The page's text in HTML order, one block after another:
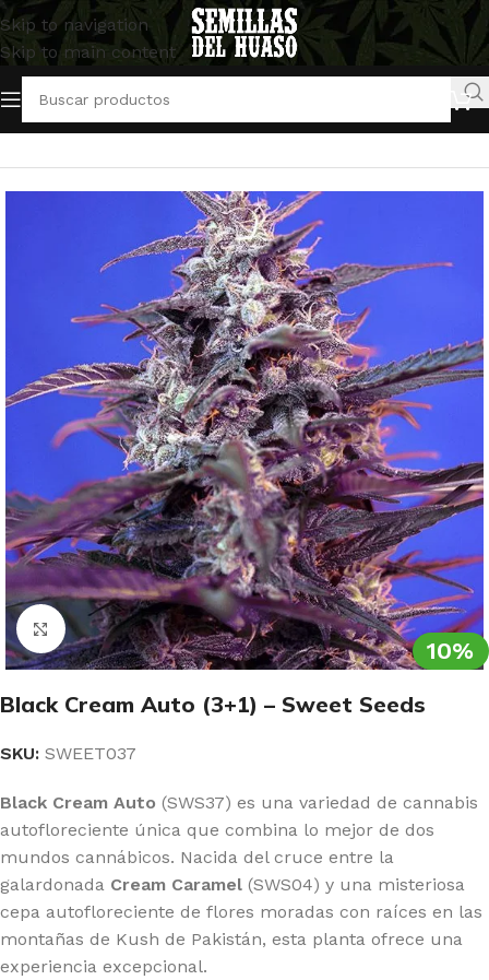
Skip to navigation
Skip to main content
Inicio/Semillas Autoflorecientes/Sweet Seeds
10%
Clic para ampliar
Black Cream Auto (3+1) – Sweet Seeds
SKU: SWEET037
Black Cream Auto (SWS37) es una variedad de cannabis
autofloreciente única que combina lo mejor de dos
mundos cannábicos. Nacida del cruce entre la
galardonada Cream Caramel (SWS04) y una misteriosa
cepa autofloreciente de flores moradas con raíces en las
montañas de Kush de Pakistán, esta planta ofrece una
experiencia excepcional.